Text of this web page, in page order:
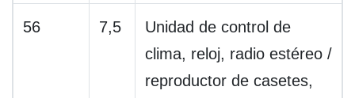
56 7,5
Unidad de control de
clima, reloj, radio estéreo /
reproductor de casetes,